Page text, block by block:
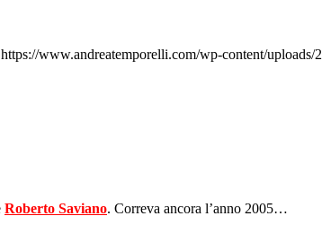
https://www.andreatemporelli.com/wp-content/uploads/
Roberto Saviano. Correva ancora l’anno 2005…